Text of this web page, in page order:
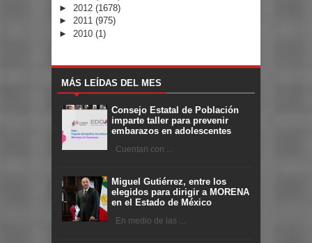
► 2012 (1678)
► 2011 (975)
► 2010 (1)
MÁS LEÍDAS DEL MES
Consejo Estatal de Población
imparte taller para prevenir
embarazos en adolescentes
Cuentan con ...
Miguel Gutiérrez, entre los
elegidos para dirigir a MORENA
en el Estado de México
En medio de las ...